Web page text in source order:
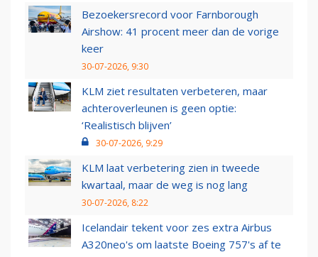
Bezoekersrecord voor Farnborough
Airshow: 41 procent meer dan de vorige
keer
30-07-2026, 9:30
KLM ziet resultaten verbeteren, maar
achteroverleunen is geen optie:
‘Realistisch blijven’
30-07-2026, 9:29
KLM laat verbetering zien in tweede
kwartaal, maar de weg is nog lang
30-07-2026, 8:22
Icelandair tekent voor zes extra Airbus
A320neo's om laatste Boeing 757's af te